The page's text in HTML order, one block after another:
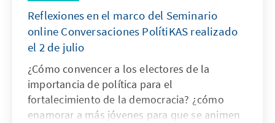
Reflexiones en el marco del Seminario
online Conversaciones PolítiKAS realizado
el 2 de julio
¿Cómo convencer a los electores de la
importancia de política para el
fortalecimiento de la democracia? ¿cómo
enamorar a más jóvenes para que se animen